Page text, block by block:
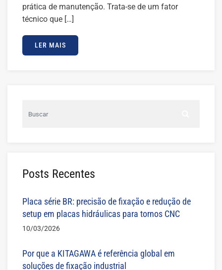
prática de manutenção. Trata-se de um fator
técnico que […]
LER MAIS
Posts Recentes
Placa série BR: precisão de fixação e redução de
setup em placas hidráulicas para tornos CNC
10/03/2026
Por que a KITAGAWA é referência global em
soluções de fixação industrial